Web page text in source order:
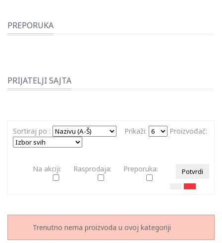
PREPORUKA
PRIJATELJI SAJTA
Sortiraj po : Prikaži: Proizvođač:
Na akciji: Rasprodaja: Preporuka: Potvrdi
Trenutno nema proizvoda u ovoj kategoriji